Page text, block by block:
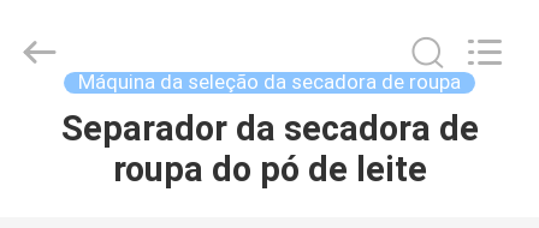
CASA
(Henan)
Máquina da seleção da secadora de roupa
Separador da secadora de
roupa do pó de leite